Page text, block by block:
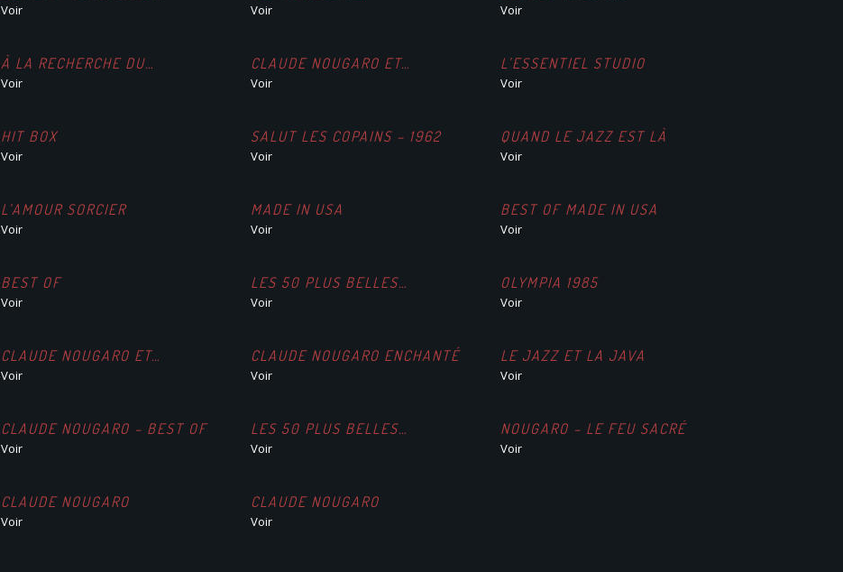
Voir Voir Voir
À LA RECHERCHE DU…
Voir
CLAUDE NOUGARO ET…
Voir
L’ESSENTIEL STUDIO
Voir
HIT BOX
Voir
SALUT LES COPAINS – 1962
Voir
QUAND LE JAZZ EST LÀ
Voir
L’AMOUR SORCIER
Voir
MADE IN USA
Voir
BEST OF MADE IN USA
Voir
BEST OF
Voir
LES 50 PLUS BELLES…
Voir
OLYMPIA 1985
Voir
CLAUDE NOUGARO ET…
Voir
CLAUDE NOUGARO ENCHANTÉ
Voir
LE JAZZ ET LA JAVA
Voir
CLAUDE NOUGARO – BEST OF
Voir
LES 50 PLUS BELLES…
Voir
NOUGARO – LE FEU SACRÉ
Voir
CLAUDE NOUGARO
Voir
CLAUDE NOUGARO
Voir